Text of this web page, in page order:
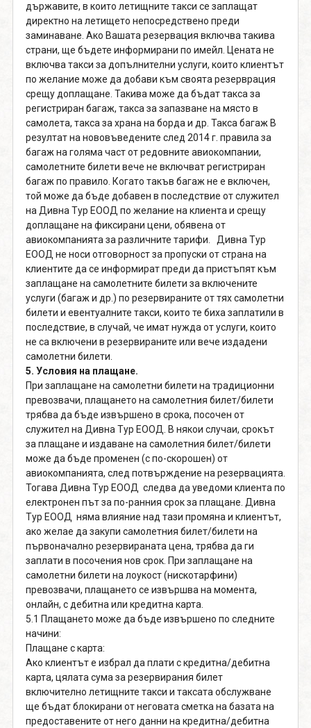
държавите, в които летищните такси се заплащат
директно на летището непосредствено преди
заминаване. Ако Вашата резервация включва такива
страни, ще бъдете информирани по имейл. Цената не
включва такси за допълнителни услуги, които клиентът
по желание може да добави към своята резерврация
срещу доплащане. Такива може да бъдат такса за
регистриран багаж, такса за запазване на място в
самолета, такса за храна на борда и др. Такса багаж В
резултат на нововъведените след 2014 г. правила за
багаж на голяма част от редовните авиокомпании,
самолетните билети вече не включват регистриран
багаж по правило. Когато такъв багаж не е включен,
той може да бъде добавен в последствие от служител
на Дивна Тур ЕООД по желание на клиента и срещу
доплащане на фиксирани цени, обявена от
авиокомпанията за различните тарифи. Дивна Тур
ЕООД не носи отговорност за пропуски от страна на
клиентите да се информират преди да пристъпят към
заплащане на самолетните билети за включените
услуги (багаж и др.) по резервираните от тях самолетни
билети и евентуалните такси, които те биха заплатили в
последствие, в случай, че имат нужда от услуги, които
не са включени в резервираните или вече издадени
самолетни билети.
5. Условия на плащане.
При заплащане на самолетни билети на традиционни
превозвачи, плащането на самолетния билет/билети
трябва да бъде извършено в срока, посочен от
служител на Дивна Тур ЕООД. В някои случаи, срокът
за плащане и издаване на самолетния билет/билети
може да бъде променен (с по-скорошен) от
авиокомпанията, след потвърждение на резервацията.
Тогава Дивна Тур ЕООД следва да уведоми клиента по
електронен път за по-ранния срок за плащане. Дивна
Тур ЕООД няма влияние над тази промяна и клиентът,
ако желае да закупи самолетния билет/билети на
първоначално резервираната цена, трябва да ги
заплати в посочения нов срок. При заплащане на
самолетни билети на лоукост (нискотарфини)
превозвачи, плащането се извършва на момента,
онлайн, с дебитна или кредитна карта.
5.1 Плащането може да бъде извършено по следните
начини:
Плащане с карта:
Ако клиентът е избрал да плати с кредитна/дебитна
карта, цялата сума за резервирания билет
включително летищните такси и таксата обслужване
ще бъдат блокирани от неговата сметка на базата на
предоставените от него данни на кредитна/дебитна